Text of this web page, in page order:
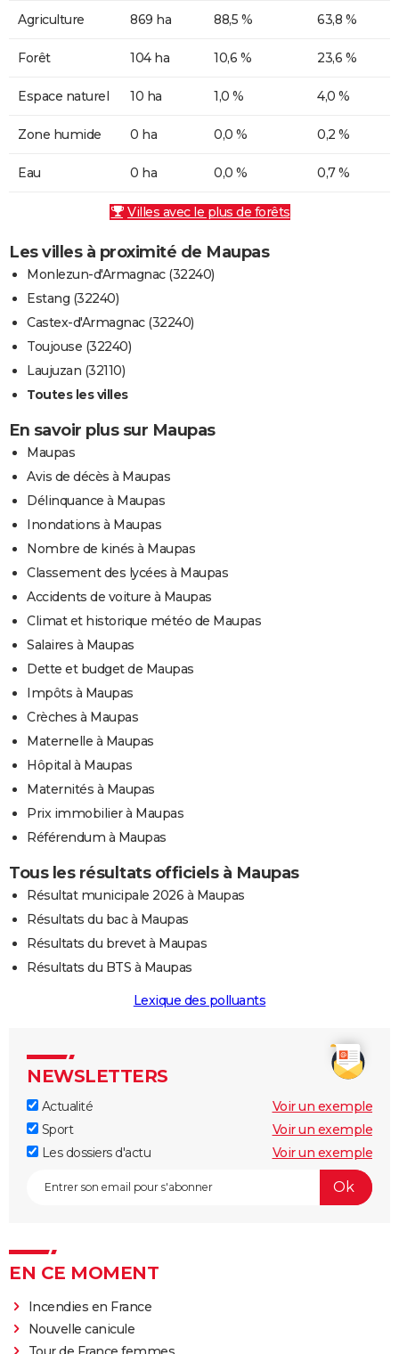
Agriculture 869 ha 88,5 % 63,8 %
Forêt 104 ha 10,6 % 23,6 %
Espace naturel 10 ha 1,0 % 4,0 %
Zone humide 0 ha 0,0 % 0,2 %
Eau 0 ha 0,0 % 0,7 %
Villes avec le plus de forêts
Les villes à proximité de Maupas
Monlezun-d'Armagnac (32240)
Estang (32240)
Castex-d'Armagnac (32240)
Toujouse (32240)
Laujuzan (32110)
Toutes les villes
En savoir plus sur Maupas
Maupas
Avis de décès à Maupas
Délinquance à Maupas
Inondations à Maupas
Nombre de kinés à Maupas
Classement des lycées à Maupas
Accidents de voiture à Maupas
Climat et historique météo de Maupas
Salaires à Maupas
Dette et budget de Maupas
Impôts à Maupas
Crèches à Maupas
Maternelle à Maupas
Hôpital à Maupas
Maternités à Maupas
Prix immobilier à Maupas
Référendum à Maupas
Tous les résultats officiels à Maupas
Résultat municipale 2026 à Maupas
Résultats du bac à Maupas
Résultats du brevet à Maupas
Résultats du BTS à Maupas
Lexique des polluants
NEWSLETTERS
Actualité
Voir un exemple
Sport
Voir un exemple
Les dossiers d'actu
Voir un exemple
EN CE MOMENT
Incendies en France
Nouvelle canicule